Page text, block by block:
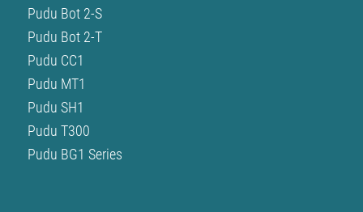
Pudu Bot 2-S
Pudu Bot 2-T
Pudu CC1
Pudu MT1
Pudu SH1
Pudu T300
Pudu BG1 Series